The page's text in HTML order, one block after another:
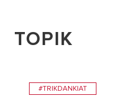
TOPIK
#TRIKDANKIAT